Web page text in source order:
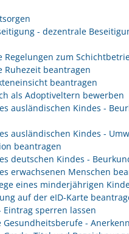
- dezentrale
Regelungen zum
Ruhezeit beantragen
beantragen
als Adoptiveltern bewerben
ausländischen Kindes -
ausländischen Kindes -
beantragen
deutschen Kindes -
erwachsenen Menschen
eines minderjährigen
auf der eID-Karte
Eintrag sperren lassen
Gesundheitsberufe -